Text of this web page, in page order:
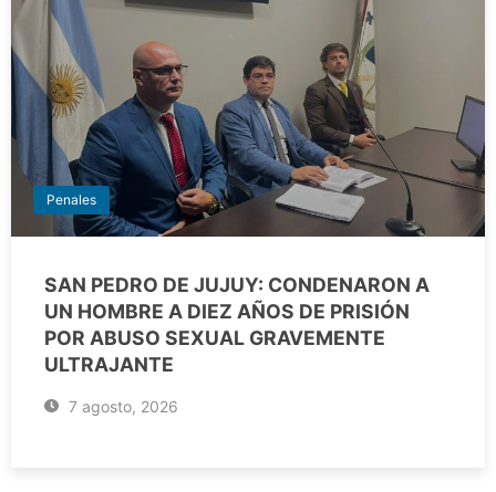
Penales
SAN PEDRO DE JUJUY: CONDENARON A
UN HOMBRE A DIEZ AÑOS DE PRISIÓN
POR ABUSO SEXUAL GRAVEMENTE
ULTRAJANTE
7 agosto, 2026